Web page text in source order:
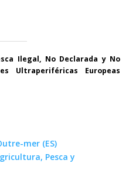
Ilegal, No Declarada y No
Ultraperiféricas Europeas
mer (ES)
Pesca y